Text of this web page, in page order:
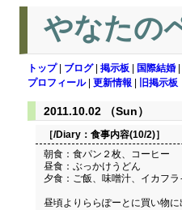
やなたの
トップ| ブログ| 掲示板 国際結婚
プロフィール| 更新情報 旧掲示板
2011.10.02 （Sun）
［/Diary： 食事内容(10/2)］
朝食：食パン２枚、コーヒー
昼食：ぶっかけうどん
夕食：ご飯、味噌汁、イカフ
昼頃よりららぽーとに買い物に